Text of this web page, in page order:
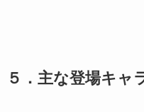
５． 主な登場キャ